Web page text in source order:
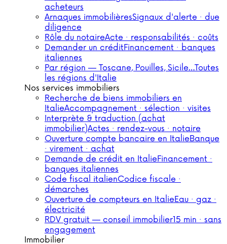
acheteurs
Arnaques immobilièresSignaux d'alerte · due
diligence
Rôle du notaireActe · responsabilités · coûts
Demander un créditFinancement · banques
italiennes
Par région — Toscane, Pouilles, Sicile…Toutes
les régions d'Italie
Nos services immobiliers
Recherche de biens immobiliers en
ItalieAccompagnement · sélection · visites
Interprète & traduction (achat
immobilier)Actes · rendez-vous · notaire
Ouverture compte bancaire en ItalieBanque
· virement · achat
Demande de crédit en ItalieFinancement ·
banques italiennes
Code fiscal italienCodice fiscale ·
démarches
Ouverture de compteurs en ItalieEau · gaz ·
électricité
RDV gratuit — conseil immobilier15 min · sans
engagement
Immobilier